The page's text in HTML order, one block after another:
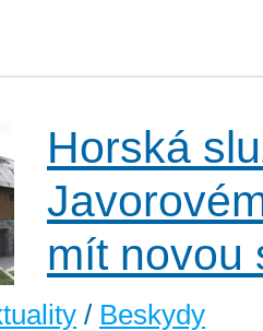
Horská
mít novou
/ Beskydy